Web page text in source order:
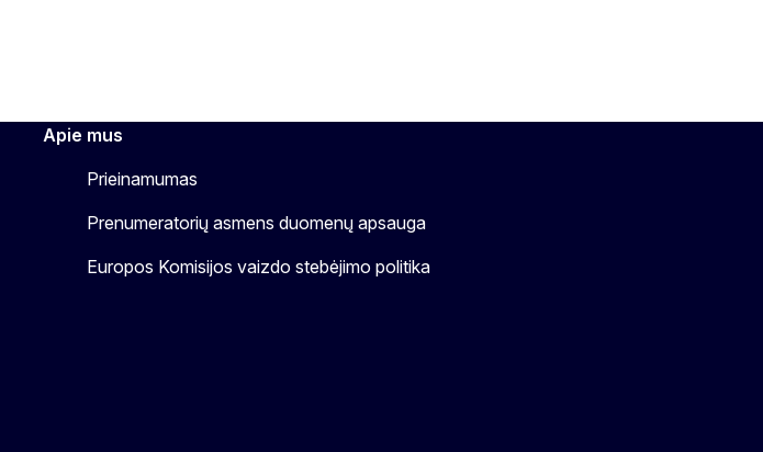
Apie mus
Prieinamumas
Prenumeratorių asmens duomenų apsauga
Europos Komisijos vaizdo stebėjimo politika